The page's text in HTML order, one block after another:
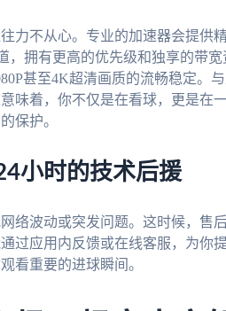
力不从心。专业的加速器会提供
拥有更高的优先级和独享的带
甚至4K超清画质的流畅稳定。
味着，你不仅是在看球，更是在
保护。
小时的技术后援
络波动或突发问题。这时候，售
过应用内反馈或在线客服，为你
看重要的进球瞬间。